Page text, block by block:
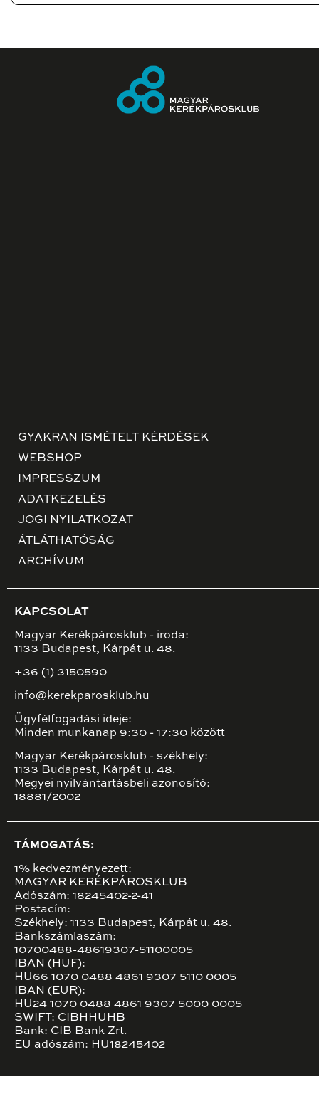
GYAKRAN ISMÉTELT KÉRDÉSEK
WEBSHOP
IMPRESSZUM
ADATKEZELÉS
JOGI NYILATKOZAT
ÁTLÁTHATÓSÁG
ARCHÍVUM
KAPCSOLAT
Magyar Kerékpárosklub - iroda:
1133 Budapest, Kárpát u. 48.
+36 (1) 3150590
info@kerekparosklub.hu
Ügyfélfogadási ideje:
Minden munkanap 9:30 - 17:30 között
Magyar Kerékpárosklub - székhely:
1133 Budapest, Kárpát u. 48.
Megyei nyilvántartásbeli azonosító:
18881/2002
TÁMOGATÁS:
1% kedvezményezett:
MAGYAR KERÉKPÁROSKLUB
Adószám: 18245402-2-41
Postacím:
Székhely: 1133 Budapest, Kárpát u. 48.
Bankszámlaszám:
10700488-48619307-51100005
IBAN (HUF):
HU66 1070 0488 4861 9307 5110 0005
IBAN (EUR):
HU24 1070 0488 4861 9307 5000 0005
SWIFT: CIBHHUHB
Bank: CIB Bank Zrt.
EU adószám: HU18245402